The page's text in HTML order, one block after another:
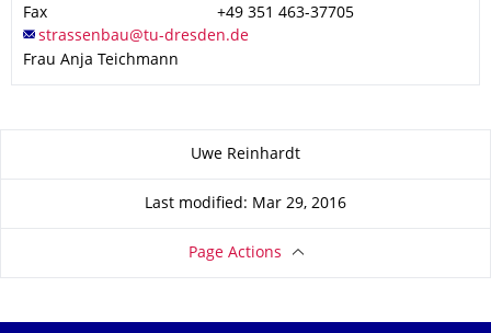
Fax
+49 351 463-37705
Frau Anja Teichmann
Uwe Reinhardt
Last modified: Mar 29, 2016
Page Actions